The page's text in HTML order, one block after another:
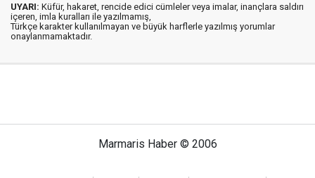
UYARI: Küfür, hakaret, rencide edici cümleler veya imalar, inançlara saldırı
içeren, imla kuralları ile yazılmamış,
Türkçe karakter kullanılmayan ve büyük harflerle yazılmış yorumlar
onaylanmamaktadır.
Marmaris Haber © 2006